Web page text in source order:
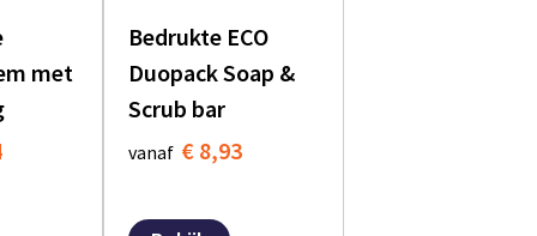
met
Bedrukte ECO
Duopack Soap &
Scrub bar
vanaf € 8,93